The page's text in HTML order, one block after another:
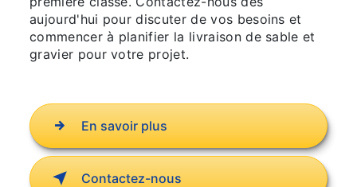
aujourd'hui pour discuter de vos besoins et
commencer à planifier la livraison de sable et
gravier pour votre projet.
En savoir plus
Contactez-nous